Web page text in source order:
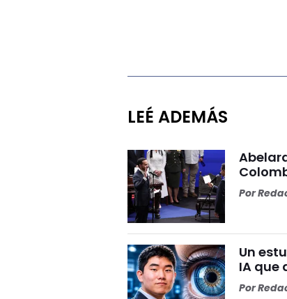
LEÉ ADEMÁS
Por
Un
IA que
Por